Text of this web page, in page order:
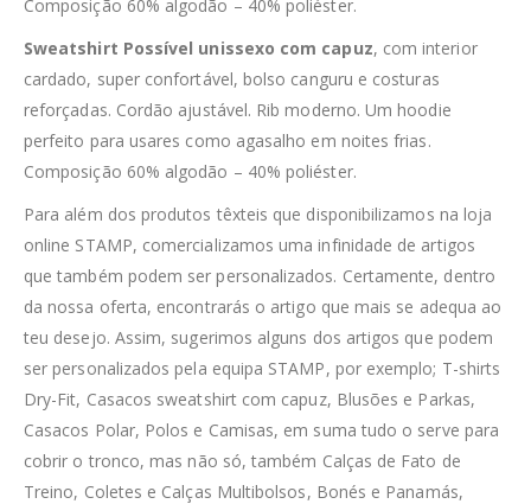
Composição 60% algodão – 40% poliéster.
Sweatshirt Possível unissexo com capuz, com interior
cardado, super confortável, bolso canguru e costuras
reforçadas. Cordão ajustável. Rib moderno. Um hoodie
perfeito para usares como agasalho em noites frias.
Composição 60% algodão – 40% poliéster.
Para além dos produtos têxteis que disponibilizamos na loja
online STAMP, comercializamos uma infinidade de artigos
que também podem ser personalizados. Certamente, dentro
da nossa oferta, encontrarás o artigo que mais se adequa ao
teu desejo. Assim, sugerimos alguns dos artigos que podem
ser personalizados pela equipa STAMP, por exemplo; T-shirts
Dry-Fit, Casacos sweatshirt com capuz, Blusões e Parkas,
Casacos Polar, Polos e Camisas, em suma tudo o serve para
cobrir o tronco, mas não só, também Calças de Fato de
Treino, Coletes e Calças Multibolsos, Bonés e Panamás,